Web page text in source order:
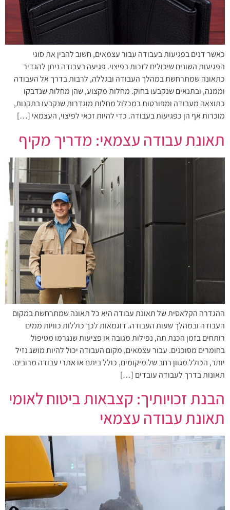
כאשר דנים בפגיעות בעבודה עבור עצמאים, חשוב להבין את סוגי
הפגיעות השונים שיכולים לזכות בפיצוי. פגיעה בעבודה ניתן להגדיר
כתאונה שמתרחשת במהלך העבודה ובגללה, לרבות בדרך אל העבודה
וממנה, ובתנאים שנקבעו בחוק. מחלות מקצוע, שהן מחלות שנדבקו
כתוצאה מעבודה ומפורטות במכלול מחלות מוגדרות שנקבעו בתקנות,
מוכרות אף הן כפגיעות בעבודה. כדי להיות זכאי לפיצוי, העצמאי […]
תאונת עבודה עצמאי: מדריך מקיף
ההגדרה הקלאסית של תאונת עבודה היא כל תאונה שמתרחשת במקום
העבודה ובמהלך שעות העבודה. דוגמאות לכך כוללות כוויות ממים
רותחים בזמן הכנת תה, נפילות מגובה או פציעות שנגרמו מטיפול
בחומרים מסוכנים. עבור עצמאים, מקום העבודה יכול להיות מושג נזיל
יותר, הכולל מגוון רחב של מיקומים, כולל ביתם או אתרי עבודה מרובים.
תאונות בדרך לעבודה עובדים […]
הבנת זכויותיך: קצבאות ביטוח לאומי
תאונת עבודה עצמאי